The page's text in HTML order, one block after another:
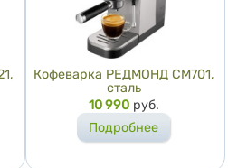
Кофеварка РЕДМОНД CM701,
сталь
Цена
10 990 руб.
Подробнее